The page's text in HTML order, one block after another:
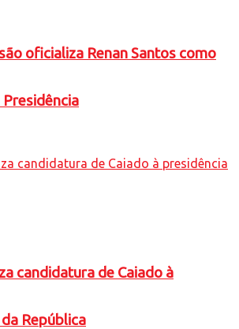
oficializa Renan Santos como
candidatura de Caiado à
República